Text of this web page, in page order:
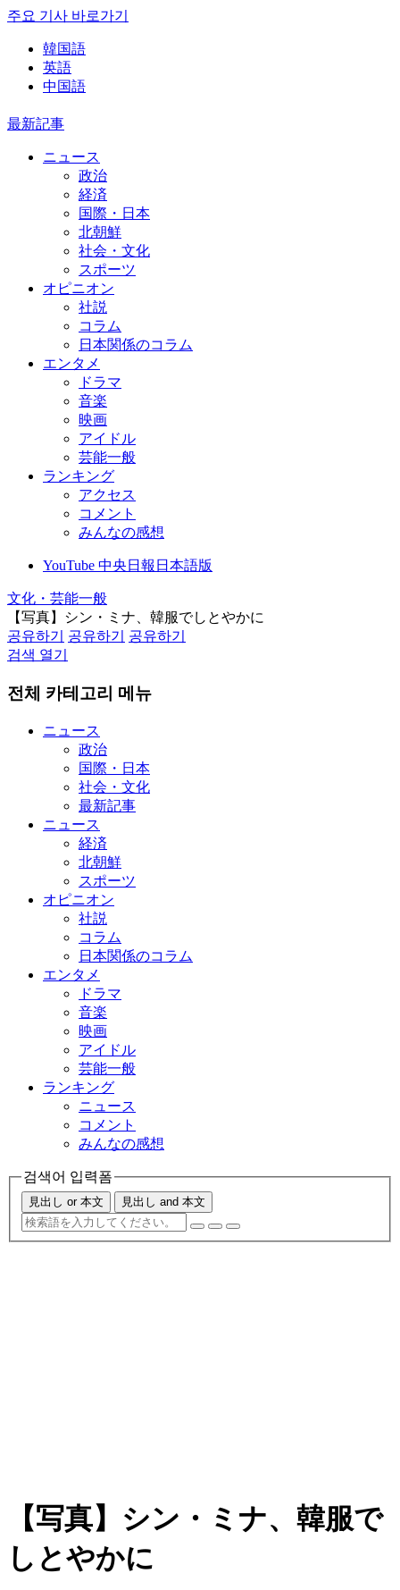
주요 기사 바로가기
韓国語
英語
中国語
最新記事
ニュース
政治
経済
国際・日本
北朝鮮
社会・文化
スポーツ
オピニオン
社説
コラム
日本関係のコラム
エンタメ
ドラマ
音楽
映画
アイドル
芸能一般
ランキング
アクセス
コメント
みんなの感想
YouTube 中央日報日本語版
文化・芸能一般
【写真】シン・ミナ、韓服でしとやかに
공유하기
공유하기
공유하기
검색 열기
전체 카테고리 메뉴
ニュース
政治
国際・日本
社会・文化
最新記事
ニュース
経済
北朝鮮
スポーツ
オピニオン
社説
コラム
日本関係のコラム
エンタメ
ドラマ
音楽
映画
アイドル
芸能一般
ランキング
ニュース
コメント
みんなの感想
검색어 입력폼
見出し or 本文 見出し and 本文
【写真】シン・ミナ、韓服で
しとやかに